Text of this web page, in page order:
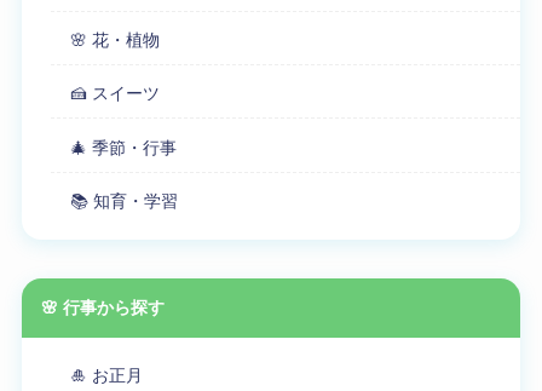
🌸 花・植物
🍰 スイーツ
🎄 季節・行事
📚 知育・学習
🌸 行事から探す
🎍 お正月